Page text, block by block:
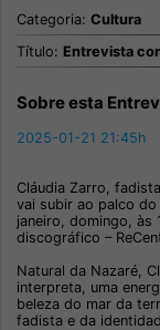
Categoria: Cultura
Título: Entrevista
Sobre esta
2025-01-21 21:45h
Cláudia Zarro,
vai subir ao palco
janeiro, domingo, às
discográfico –
Natural da Nazaré,
interpreta, uma
beleza do mar da
fadista e da